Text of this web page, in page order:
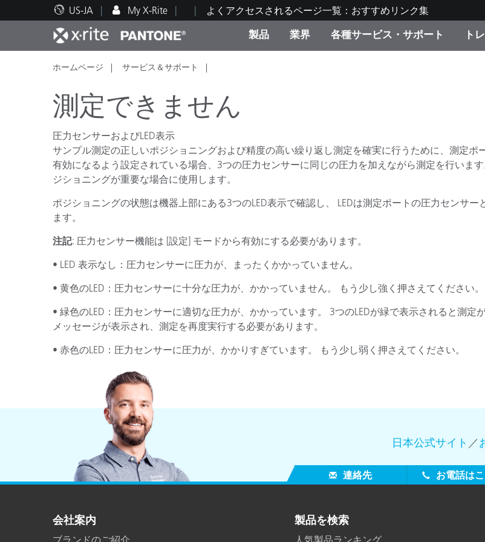
US-JA My X-Rite よくアクセスされるページ一覧：おすすめリンク集
製品
人気製品ランキング
業界
印刷＆パッケージ印刷
自動車
プラスチック
消費者向け
製紙業
建築基材
耐久消費財
各種サービス・サポート
テクニカルサポート
ト
教育関連資料
ブランド体験センター
製品リスト
ホームページ サービス＆サポート
測定できません
圧力センサーおよびLED表示
サンプル測定の正しいポジショニングおよび精度の高い繰り返し測定を確実に行うために、測定
有効になるよう設定されている場合、3つの圧力センサーに同じの圧力を加えながら測定を行いま
ジショニングが重要な場合に使用します。
ポジショニングの状態は機器上部にある3つのLED表示で確認し、 LEDは測定ポートの圧力センサ
ます。
注記: 圧力センサー機能は [設定] モードから有効にする必要があります。
• LED 表示なし：圧力センサーに圧力が、まったくかかっていません。
• 黄色のLED：圧力センサーに十分な圧力が、かかっていません。 もう少し強く押さえてください。
• 緑色のLED：圧力センサーに適切な圧力が、かかっています。 3つのLEDが緑で表示されると測定
メッセージが表示され、測定を再度実行する必要があります。
• 赤色のLED：圧力センサーに圧力が、かかりすぎています。 もう少し弱く押さえてください。
日本公式サイト ／
連絡先 お電話は
会社案内
ブランドのご紹介
製品を検索
人気製品ランキング